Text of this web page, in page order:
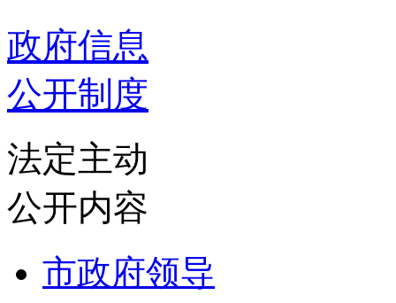
政府信息
公开制度
法定主动
公开内容
市政府领导